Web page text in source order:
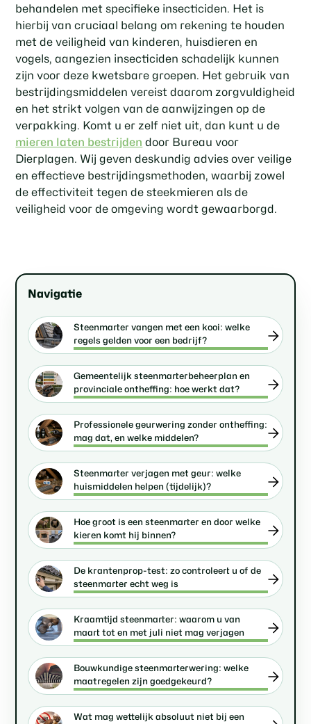
Navigatie
Steenmarter vangen met een kooi: welke
regels gelden voor een bedrijf?
Gemeentelijk steenmarterbeheerplan en
provinciale ontheffing: hoe werkt dat?
Professionele geurwering zonder ontheffing:
mag dat, en welke middelen?
Steenmarter verjagen met geur: welke
huismiddelen helpen (tijdelijk)?
Hoe groot is een steenmarter en door welke
kieren komt hij binnen?
De krantenprop-test: zo controleert u of de
steenmarter echt weg is
Kraamtijd steenmarter: waarom u van
maart tot en met juli niet mag verjagen
Bouwkundige steenmarterwering: welke
maatregelen zijn goedgekeurd?
Wat mag wettelijk absoluut niet bij een
behandelen met specifieke insecticiden. Het is
hierbij van cruciaal belang om rekening te houden
met de veiligheid van kinderen, huisdieren en
vogels, aangezien insecticiden schadelijk kunnen
zijn voor deze kwetsbare groepen. Het gebruik van
bestrijdingsmiddelen vereist daarom zorgvuldigheid
en het strikt volgen van de aanwijzingen op de
verpakking. Komt u er zelf niet uit, dan kunt u de
mieren laten bestrijden door Bureau voor
Dierplagen. Wij geven deskundig advies over veilige
en effectieve bestrijdingsmethoden, waarbij zowel
de effectiviteit tegen de steekmieren als de
veiligheid voor de omgeving wordt gewaarborgd.